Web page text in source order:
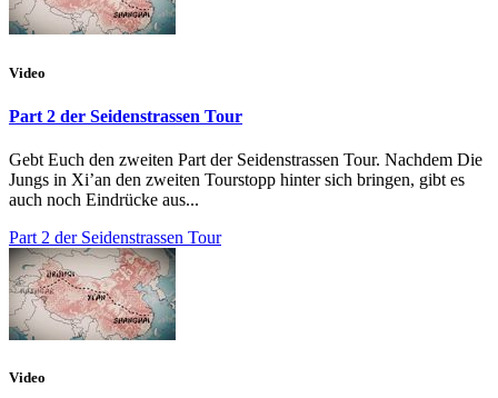
Video
Part 2 der Seidenstrassen Tour
Gebt Euch den zweiten Part der Seidenstrassen Tour. Nachdem Die
Jungs in Xi’an den zweiten Tourstopp hinter sich bringen, gibt es
auch noch Eindrücke aus...
Part 2 der Seidenstrassen Tour
Video